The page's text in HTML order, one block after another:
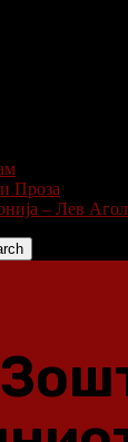
Проза
– Лев Агол